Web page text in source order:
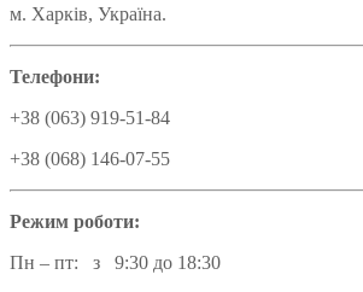
м. Харків, Україна.
Телефони:
+38 (063) 919-51-84
+38 (068) 146-07-55
Режим роботи:
Пн – пт: з 9:30 до 18:30